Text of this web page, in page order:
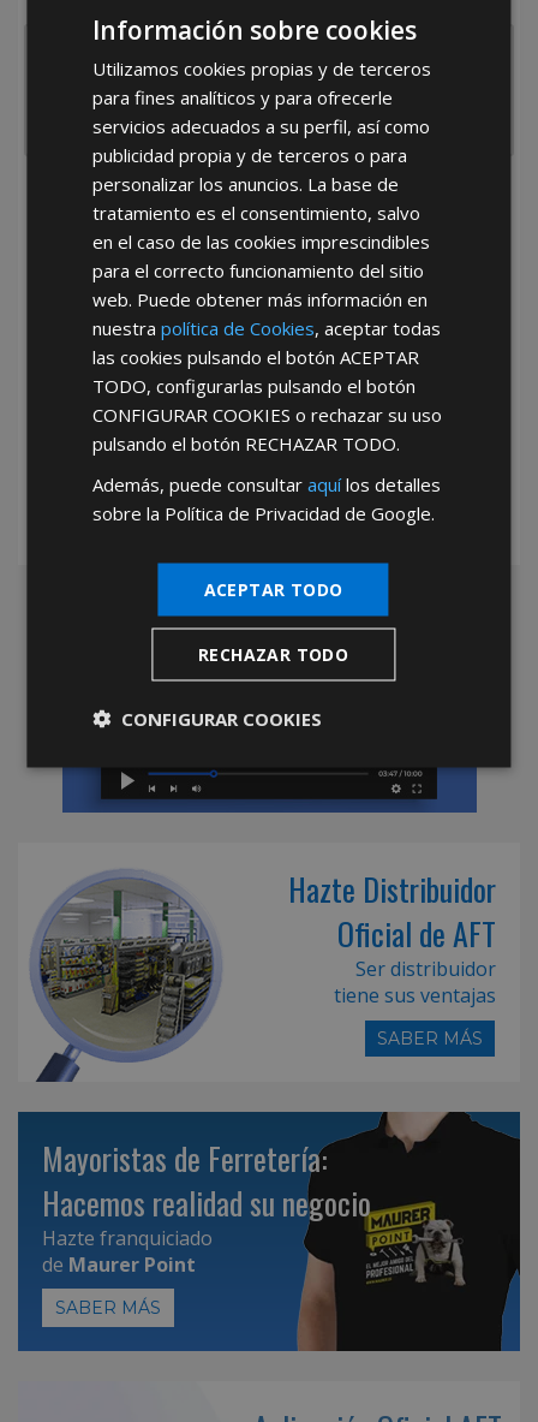
*Abstenerse particulares, sólo venta a tiendas y empresas minoristas y
mayoristas.
Hazte Distribuidor
Oficial de AFT
Ser distribuidor
tiene sus ventajas
SABER MÁS
Mayoristas de Ferretería:
Hacemos realidad su negocio
Hazte franquiciado
de Maurer Point
SABER MÁS
Información sobre cookies
Utilizamos cookies propias y de terceros
para fines analíticos y para ofrecerle
servicios adecuados a su perfil, así como
publicidad propia y de terceros o para
personalizar los anuncios. La base de
tratamiento es el consentimiento, salvo
en el caso de las cookies imprescindibles
para el correcto funcionamiento del sitio
web. Puede obtener más información en
nuestrapolítica de Cookies, aceptar todas
las cookies pulsando el botónACEPTAR
TODO, configurarlas pulsando el botón
CONFIGURAR COOKIES o rechazar su uso
pulsando el botón RECHAZAR TODO.
Además, puede consultaraquílos detalles
sobre la Política de Privacidad de Google.
ACEPTAR TODO
RECHAZAR TODO
CONFIGURAR COOKIES